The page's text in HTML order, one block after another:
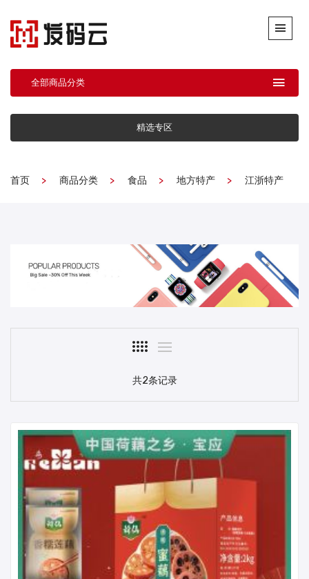
全部商品分类
精选专区
首页 商品分类 食品 地方特产 江浙特产
共2条记录